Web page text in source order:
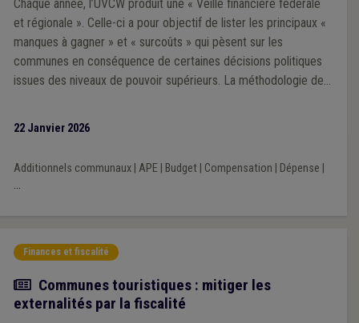
Chaque année, l’UVCW produit une « Veille financière fédérale
et régionale ». Celle-ci a pour objectif de lister les principaux «
manques à gagner » et « surcoûts » qui pèsent sur les
communes en conséquence de certaines décisions politiques
issues des niveaux de pouvoir supérieurs. La méthodologie de
22 Janvier 2026
Additionnels communaux| APE Budget| Compensation Dépense
...
Finances et fiscalité
Article
Communes touristiques : mitiger les
externalités par la fiscalité